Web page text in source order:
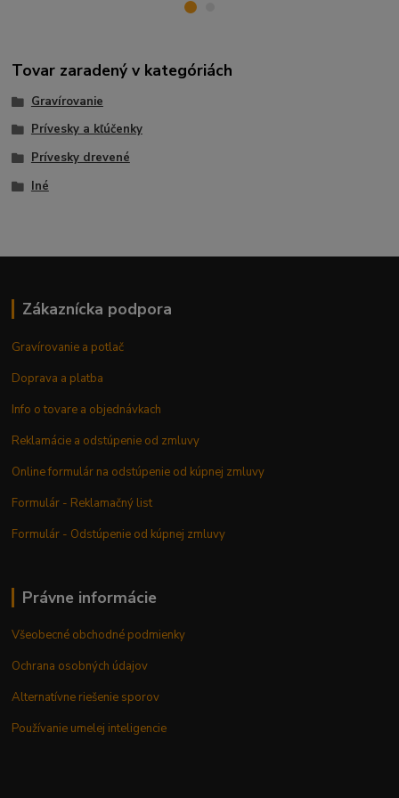
Tovar zaradený v kategóriách
Gravírovanie
Prívesky a kľúčenky
Prívesky drevené
Iné
Zákaznícka podpora
Gravírovanie a potlač
Doprava a platba
Info o tovare a objednávkach
Reklamácie a odstúpenie od zmluvy
Online formulár na odstúpenie od kúpnej zmluvy
Formulár - Reklamačný list
Formulár - Odstúpenie od kúpnej zmluvy
Právne informácie
Všeobecné obchodné podmienky
Ochrana osobných údajov
Alternatívne riešenie sporov
Používanie umelej inteligencie